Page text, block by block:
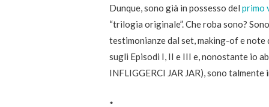
Dunque, sono già in possesso del primo
“trilogia originale”. Che roba sono?
testimonianze dal set, making-of e
sugli Episodi I, II e III e, nonostante io
INFLIGGERCI JAR JAR), sono
*